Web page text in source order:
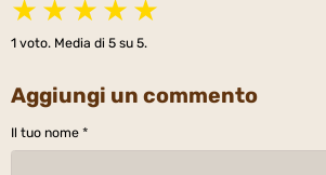
★ ★ ★ ★ ★
1 voto. Media di 5 su 5.
Aggiungi un commento
Il tuo nome